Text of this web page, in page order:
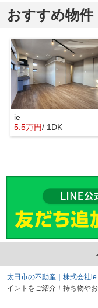
おすすめ物件
ie
5.5万円/ 1DK
太田市の不動産｜株式会社ie
イントをご紹介！持ち物や